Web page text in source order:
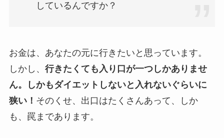
しているんですか？
お金は、あなたの元に行きたいと思っています。
しかし、 行きたくても入り口が一つしかありませ
ん。しかもダイエットしないと入れないぐらいに
狭い！ そのくせ、出口はたくさんあって、しか
も、罠まであります。